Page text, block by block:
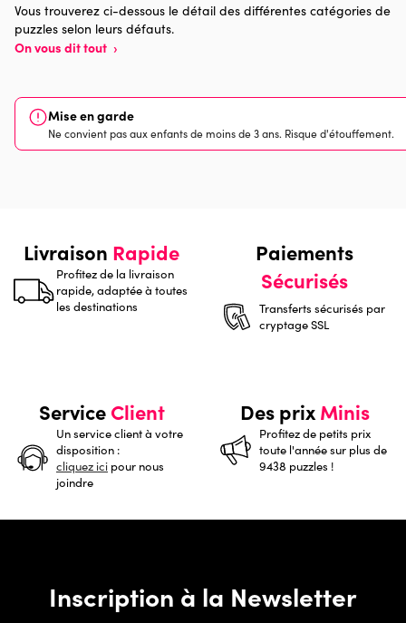
Dimensions
Vous trouverez ci-dessous le détail des différentes catégories de
puzzles selon leurs défauts.
On vous dit tout ›
Mise en garde
Ne convient pas aux enfants de moins de 3 ans. Risque d'étouffement.
Livraison Rapide
Profitez de la livraison
rapide, adaptée à toutes
les destinations
Paiements
Sécurisés
Transferts sécurisés par
cryptage SSL
ServiceClient
Un service client à votre
disposition :
cliquez ici pour nous
joindre
Des prixMinis
Profitez de petits prix
toute l'année sur plus de
9438 puzzles !
Inscription à la Newsletter